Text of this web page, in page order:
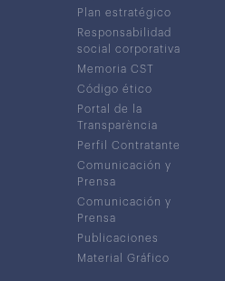
Plan estratégico
Responsabilidad
social corporativa
Memoria CST
Código ético
Portal de la
Transparència
Perfil Contratante
Comunicación y
Prensa
Comunicación y
Prensa
Publicaciones
Material Gráfico